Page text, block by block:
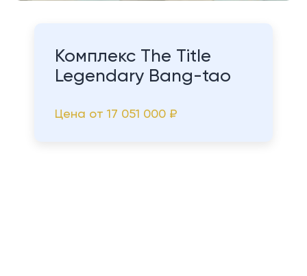
Комплекс The Title
Legendary Bang-tao
Цена от 17 051 000 ₽